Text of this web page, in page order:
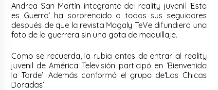
Andrea San Martín integrante del reality juvenil ‘Esto
es Guerra’ ha sorprendido a todos sus seguidores
después de que la revista Magaly TeVe difundiera una
foto de la guerrera sin una gota de maquillaje.
Como se recuerda, la rubia antes de entrar al reality
juvenil de América Televisión participó en ‘Bienvenida
la Tarde’. Además conformó el grupo de‘Las Chicas
Doradas’.